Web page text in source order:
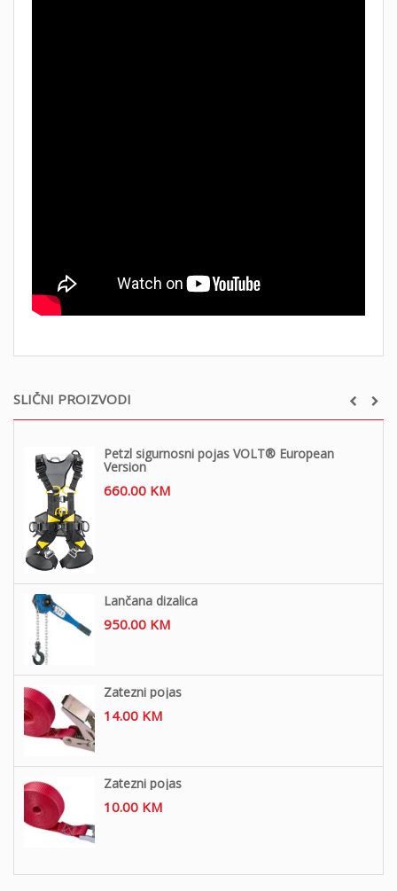
SLIČNI PROIZVODI
Petzl sigurnosni pojas VOLT® European
Version
660.00 KM
Lančana dizalica
950.00 KM
Zatezni pojas
14.00 KM
Zatezni pojas
10.00 KM